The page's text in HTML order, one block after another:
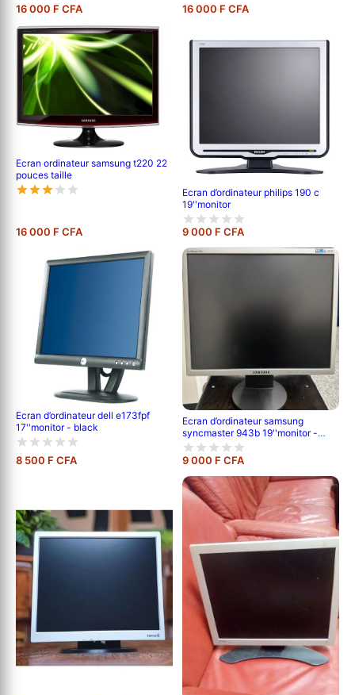
16 000 F CFA 16 000 F CFA
Ecran ordinateur samsung t220 22
pouces taille
16 000 F CFA
Ecran d’ordinateur philips 190 c
19''monitor
9 000 F CFA
Ecran d’ordinateur dell e173fpf
17''monitor - black
8 500 F CFA
Ecran d’ordinateur samsung
syncmaster 943b 19''monitor -
black
9 000 F CFA